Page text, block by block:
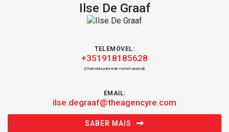
Ilse De Graaf
TELEMÓVEL:
+351918185628
(Chamada para rede móvel nacional)
EMAIL:
ilse.degraaf@theagencyre.com
SABER MAIS